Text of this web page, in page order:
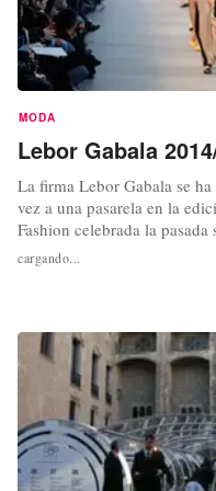
MODA
Lebor Gabala
La firma Lebor Gabala se
vez a una pasarela en la
Fashion celebrada la pasada
Barcelona. La nueva
para el otoño-invierno 2014-
cargando...